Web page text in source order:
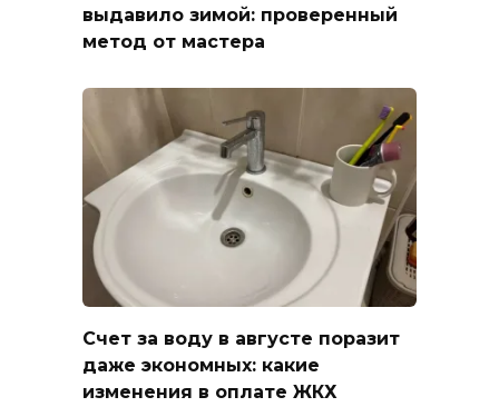
выдавило зимой: проверенный
метод от мастера
Счет за воду в августе поразит
даже экономных: какие
изменения в оплате ЖКХ